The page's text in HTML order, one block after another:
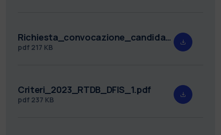
Richiesta_convocazione_candidati_2023_RTDB_DFIS_1.pdf
pdf 217 KB
Criteri_2023_RTDB_DFIS_1.pdf
pdf 237 KB